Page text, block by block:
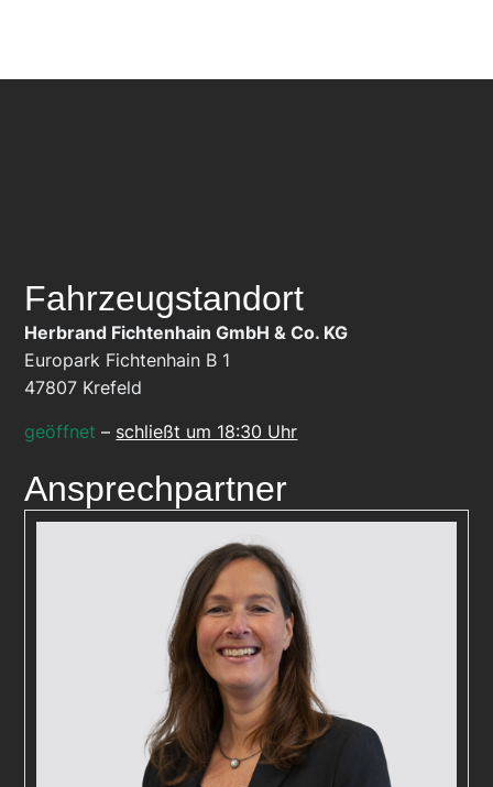
Fahrzeugstandort
Herbrand Fichtenhain GmbH & Co. KG
Europark Fichtenhain B 1
47807 Krefeld
geöffnet – schließt um 18:30 Uhr
Ansprechpartner